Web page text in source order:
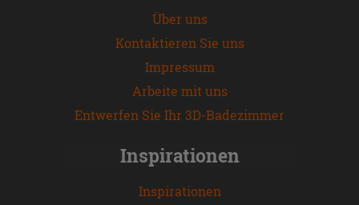
Über uns
Kontaktieren Sie uns
Impressum
Arbeite mit uns
Entwerfen Sie Ihr 3D-Badezimmer
Inspirationen
Inspirationen